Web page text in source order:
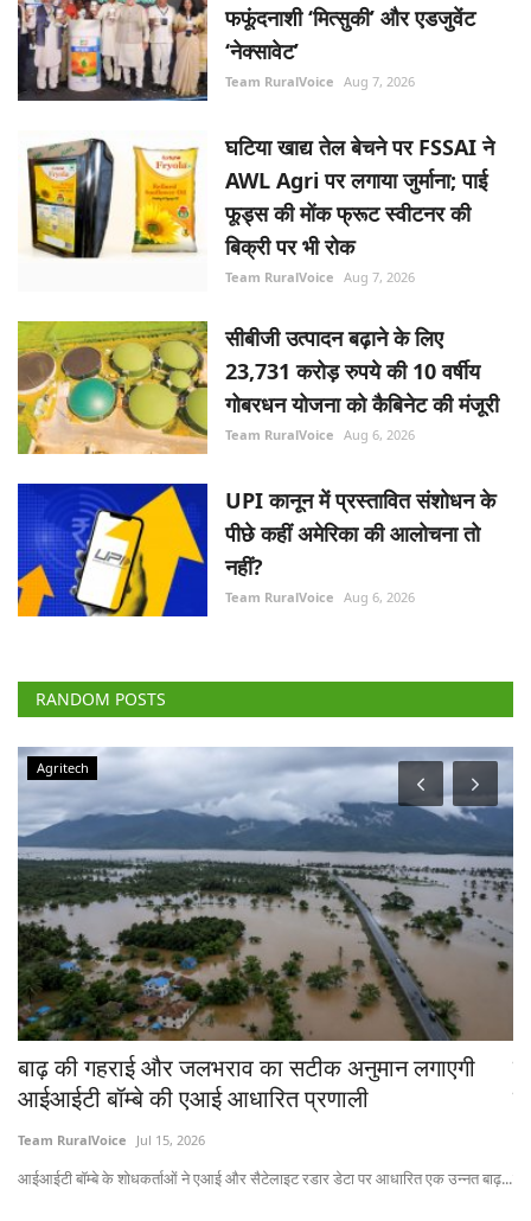
फफूंदनाशी ‘मित्सुकी’ और एडजुवेंट
‘नेक्सावेट’
Team RuralVoice Aug 7, 2026
घटिया खाद्य तेल बेचने पर FSSAI ने
AWL Agri पर लगाया जुर्माना; पाई
फूड्स की मोंक फ्रूट स्वीटनर की
बिक्री पर भी रोक
Team RuralVoice Aug 7, 2026
सीबीजी उत्पादन बढ़ाने के लिए
23,731 करोड़ रुपये की 10 वर्षीय
गोबरधन योजना को कैबिनेट की मंजूरी
Team RuralVoice Aug 6, 2026
UPI कानून में प्रस्तावित संशोधन के
पीछे कहीं अमेरिका की आलोचना तो
नहीं?
Team RuralVoice Aug 6, 2026
RANDOM POSTS
लगाएगी
एक उन्नत बाढ़...
Agriculture Conclave and NACOF Awards 2022
टेक्नोलॉजी के इस्तेमाल और विविधीकरण से बढ़
किसानों की आय, रूरल वॉयस कॉन्क्लेव में बोले
Team RuralVoice
नास के चेयरमैन डॉ त्रिलोचन महापात्र ने कहा कि किसानों को खेती में